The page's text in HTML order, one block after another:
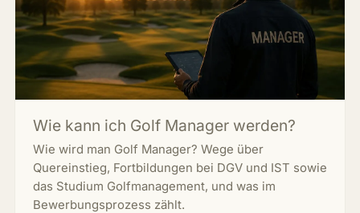
Wie kann ich Golf Manager werden?
Wie wird man Golf Manager? Wege über
Quereinstieg, Fortbildungen bei DGV und IST sowie
das Studium Golfmanagement, und was im
Bewerbungsprozess zählt.